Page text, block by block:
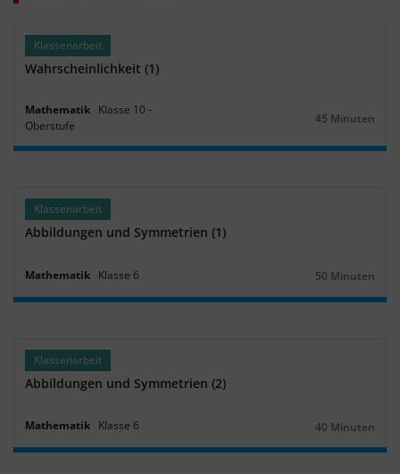
Klassenarbeit
Wahrscheinlichkeit (1)
Mathematik Klasse 10 ‐
Oberstufe
Dauer:
45 Minuten
Klassenarbeit
Abbildungen und Symmetrien (1)
Mathematik Klasse 6
Dauer:
50 Minuten
Klassenarbeit
Abbildungen und Symmetrien (2)
Mathematik Klasse 6
Dauer:
40 Minuten